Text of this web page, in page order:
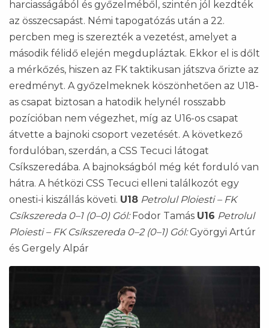
harciasságából és győzelméből, szintén jól kezdték
az összecsapást. Némi tapogatózás után a 22.
percben meg is szerezték a vezetést, amelyet a
második félidő elején megdupláztak. Ekkor el is dőlt
a mérkőzés, hiszen az FK taktikusan játszva őrizte az
eredményt. A győzelmeknek köszönhetően az U18-
as csapat biztosan a hatodik helynél rosszabb
pozícióban nem végezhet, míg az U16-os csapat
átvette a bajnoki csoport vezetését. A következő
fordulóban, szerdán, a CSS Tecuci látogat
Csíkszeredába. A bajnokságból még két forduló van
hátra. A hétközi CSS Tecuci elleni találkozót egy
onesti-i kiszállás követi. U18 Petrolul Ploiesti – FK
Csíkszereda 0–1 (0–0) Gól:Fodor Tamás U16 Petrolul
Ploiesti – FK Csíkszereda 0–2 (0–1) Gól:Györgyi Artúr
és Gergely Alpár